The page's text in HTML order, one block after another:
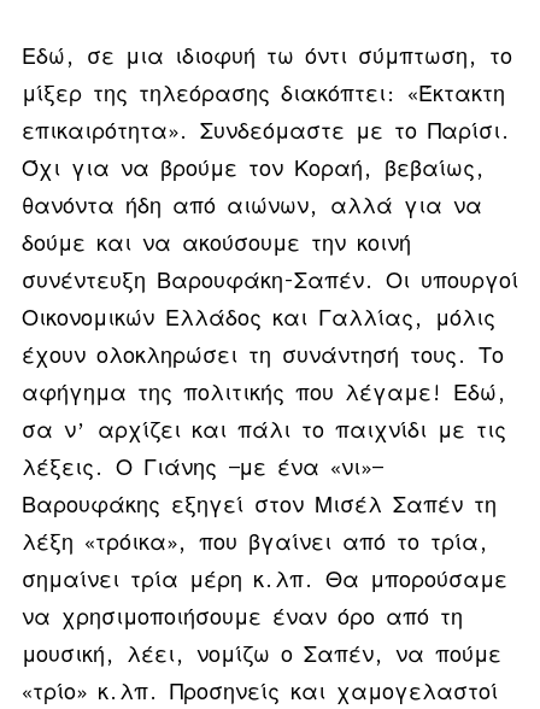
Εδώ, σε μια ιδιοφυή τω όντι σύμπτωση, το
μίξερ της τηλεόρασης διακόπτει: «Έκτακτη
επικαιρότητα». Συνδεόμαστε με το Παρίσι.
Όχι για να βρούμε τον Κοραή, βεβαίως,
θανόντα ήδη από αιώνων, αλλά για να
δούμε και να ακούσουμε την κοινή
συνέντευξη Βαρουφάκη-Σαπέν. Οι υπουργοί
Οικονομικών Ελλάδος και Γαλλίας, μόλις
έχουν ολοκληρώσει τη συνάντησή τους. Το
αφήγημα της πολιτικής που λέγαμε! Εδώ,
σα ν’ αρχίζει και πάλι το παιχνίδι με τις
λέξεις. Ο Γιάνης —με ένα «νι»—
Βαρουφάκης εξηγεί στον Μισέλ Σαπέν τη
λέξη «τρόικα», που βγαίνει από το τρία,
σημαίνει τρία μέρη κ.λπ. Θα μπορούσαμε
να χρησιμοποιήσουμε έναν όρο από τη
μουσική, λέει, νομίζω ο Σαπέν, να πούμε
«τρίο» κ.λπ. Προσηνείς και χαμογελαστοί